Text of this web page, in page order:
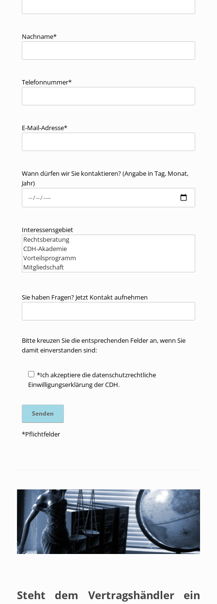
Nachname*
Telefonnummer*
E-Mail-Adresse*
Wann dürfen wir Sie kontaktieren? (Angabe in Tag, Monat,
Jahr)
Interessensgebiet
Sie haben Fragen? Jetzt Kontakt aufnehmen
Bitte kreuzen Sie die entsprechenden Felder an, wenn Sie
damit einverstanden sind:
*Ich akzeptiere die datenschutzrechtliche
Einwilligungserklärung der CDH.
*Pflichtfelder
Steht dem Vertragshändler ein